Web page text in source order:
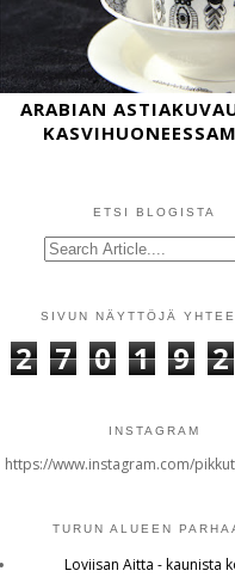
ARABIAN
ETSI BLOGISTA
SIVUN NÄYTTÖJÄ
2 7 0 1 9 2
INSTAGRAM
https://www.instagram.com/
TURUN ALUEEN
Loviisan Aitta - kaunista